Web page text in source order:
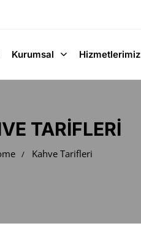
Kurumsal Hizmetlerimiz
TARIFLERI
Kahve Tarifleri